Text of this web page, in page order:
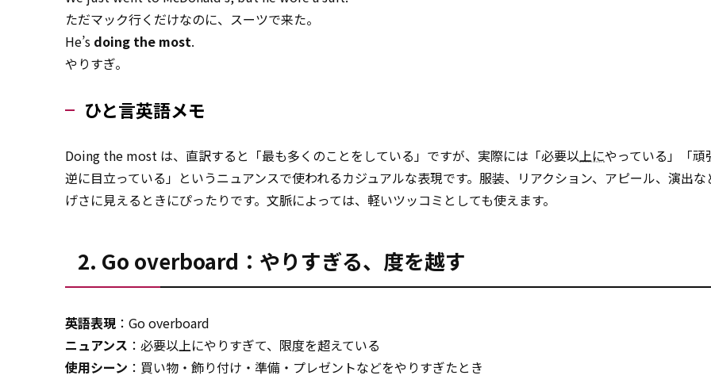
ただマック行くだけなのに、スーツで来た。
He’s doing the most.
やりすぎ。
ひと言英語メモ
Doing the most は、直訳すると「最も多くのことをしている」ですが、実際には「必要以 上にやっている」「頑
逆に目立っている」というニュアンスで使われるカジュアルな表現です。服装、リアクション、アピール、演出な
げさに見えるときにぴったりです。文脈によっては、軽いツッコミとしても使えます。
2. Go overboard：やりすぎる、度を越す
英語表現 ：Go overboard
ニュアンス ：必要以上にやりすぎて、限度を超えている
使用シーン ：買い物・飾り付け・準備・プレゼントなどをやりすぎたとき